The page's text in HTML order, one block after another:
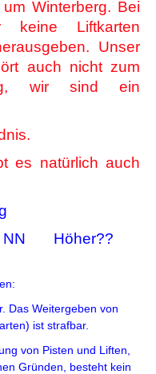
Winterberg. Bei
keine Liftkarten
Unser
auch nicht zum
wir sind ein
es natürlich auch
NN Höher??
Das Weitergeben von
ist strafbar.
von Pisten und Liften,
Gründen, besteht kein